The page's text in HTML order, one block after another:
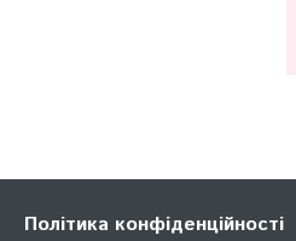
Політика конфіденційності